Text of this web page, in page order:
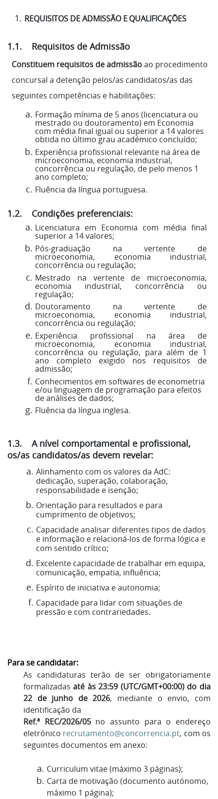
REQUISITOS DE ADMISSÃO EQUALIFICAÇÕES
1.1. Requisitos de Admissão
Constituem requisitos de admissãoao procedimento
concursal a detenção pelos/as candidatos/as das
seguintes competências e habilitações:
Formação mínima de 5 anos (licenciatura ou
mestrado ou doutoramento) em Economia
com média final igual ou superior a 14 valores
obtida no último grau académico concluído;
Experiência profissional relevante na área de
microeconomia, economia industrial,
concorrência ou regulação, de pelo menos 1
ano completo;
Fluência da língua portuguesa.
1.2. Condições preferenciais:
Licenciatura em Economia com média final
superior a 14 valores;
Pós-graduação na vertente de
microeconomia, economia industrial,
concorrência ou regulação;
Mestrado na vertente de microeconomia,
economia industrial, concorrência ou
regulação;
Doutoramento na vertente de
microeconomia, economia industrial,
concorrência ou regulação;
Experiência profissional na área de
microeconomia, economia industrial,
concorrência ou regulação, para além de 1
ano completo exigido nos requisitos de
admissão;
Conhecimentos em softwares de econometria
e/ou linguagem de programação para efeitos
de análises de dados;
Fluência da língua inglesa.
1.3. A nível comportamental e profissional,
os/as candidatos/as devem revelar:
Alinhamento com os valores da AdC:
dedicação, superação, colaboração,
responsabilidade e isenção;
Orientação para resultados e para
cumprimento de objetivos;
Capacidade analisar diferentes tipos de dados
e informação e relacioná-los de forma lógica e
com sentido crítico;
Excelente capacidade de trabalhar em equipa,
comunicação, empatia, influência;
Espírito de iniciativa e autonomia;
Capacidade para lidar com situações de
pressão e com contrariedades.
Para se candidatar:
As candidaturas terão de ser obrigatoriamente
formalizadasaté às 23:59 (UTC/GMT+00:00) do dia
22 de junho de 2026, mediante o envio, com
identificação da
Ref.ª REC/2026/05no assunto para o endereço
eletrónico recrutamento@concorrencia.pt, com os
seguintes documentos em anexo:
Curriculum vitae (máximo 3 páginas);
Carta de motivação (documento autónomo,
máximo 1 página);